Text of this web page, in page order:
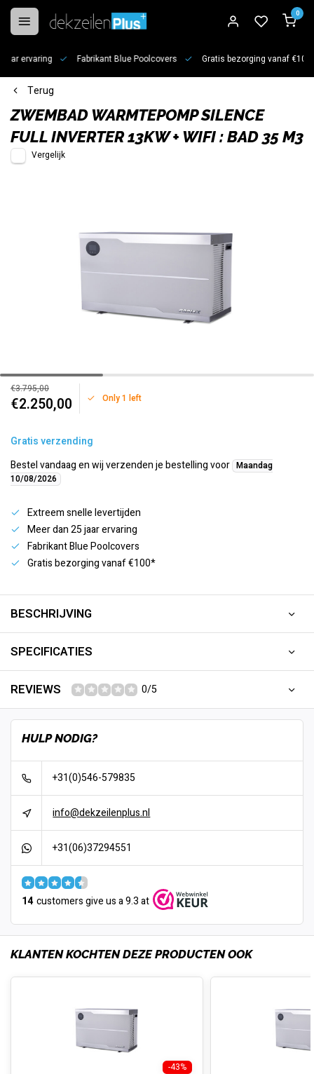
0
jaar ervaring Fabrikant Blue Poolcovers Gratis bezorging vanaf €100*
Terug
ZWEMBAD WARMTEPOMP SILENCE
FULL INVERTER 13KW + WIFI : BAD 35 M3
Vergelijk
€3.795,00
€2.250,00 Only 1 left
Gratis verzending
Bestel vandaag en wij verzenden je bestelling voor Maandag
10/08/2026
Extreem snelle levertijden
Meer dan 25 jaar ervaring
Fabrikant Blue Poolcovers
Gratis bezorging vanaf €100*
BESCHRIJVING
SPECIFICATIES
REVIEWS 0/5
HULP NODIG?
+31(0)546-579835
info@dekzeilenplus.nl
+31(06)37294551
14 customers give us a 9.3 at
KLANTEN KOCHTEN DEZE PRODUCTEN OOK
-43%